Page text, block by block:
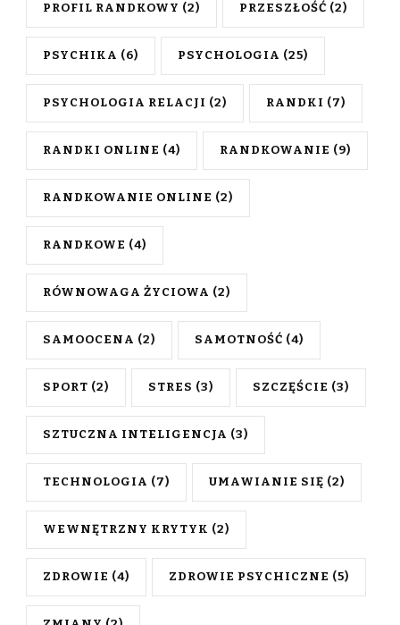
PROFIL RANDKOWY (2) PRZESZŁOŚĆ (2)
PSYCHIKA (6) PSYCHOLOGIA (25)
PSYCHOLOGIA RELACJI (2) RANDKI (7)
RANDKI ONLINE (4) RANDKOWANIE (9)
RANDKOWANIE ONLINE (2)
RANDKOWE (4)
RÓWNOWAGA ŻYCIOWA (2)
SAMOOCENA (2) SAMOTNOŚĆ (4)
SPORT (2) STRES (3) SZCZĘŚCIE (3)
SZTUCZNA INTELIGENCJA (3)
TECHNOLOGIA (7) UMAWIANIE SIĘ (2)
WEWNĘTRZNY KRYTYK (2)
ZDROWIE (4) ZDROWIE PSYCHICZNE (5)